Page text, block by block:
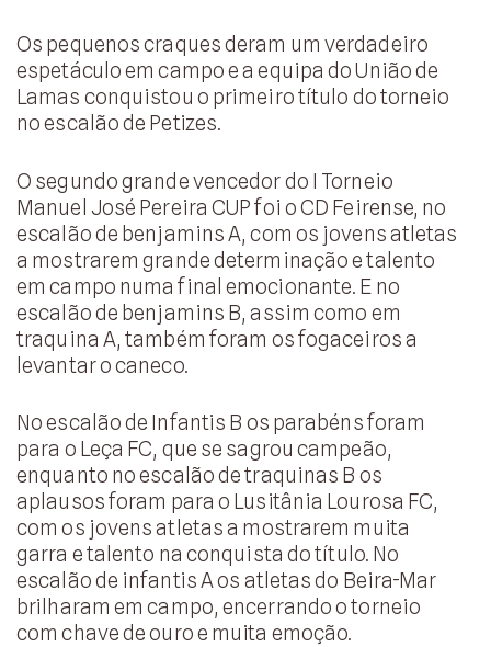
Os pequenos craques deram um verdadeiro
espetáculo em campo e a equipa do União de
Lamas conquistou o primeiro título do torneio
no escalão de Petizes.
O segundo grande vencedor do I Torneio
Manuel José Pereira CUP foi o CD Feirense, no
escalão de benjamins A, com os jovens atletas
a mostrarem grande determinação e talento
em campo numa final emocionante. E no
escalão de benjamins B, assim como em
traquina A, também foram os fogaceiros a
levantar o caneco.
No escalão de Infantis B os parabéns foram
para o Leça FC, que se sagrou campeão,
enquanto no escalão de traquinas B os
aplausos foram para o Lusitânia Lourosa FC,
com os jovens atletas a mostrarem muita
garra e talento na conquista do título. No
escalão de infantis A os atletas do Beira-Mar
brilharam em campo, encerrando o torneio
com chave de ouro e muita emoção.